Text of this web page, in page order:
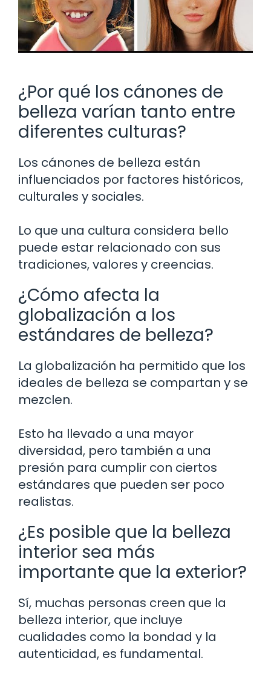
¿Por qué los cánones de
belleza varían tanto entre
diferentes culturas?
Los cánones de belleza están
influenciados por factores históricos,
culturales y sociales.
Lo que una cultura considera bello
puede estar relacionado con sus
tradiciones, valores y creencias.
¿Cómo afecta la
globalización a los
estándares de belleza?
La globalización ha permitido que los
ideales de belleza se compartan y se
mezclen.
Esto ha llevado a una mayor
diversidad, pero también a una
presión para cumplir con ciertos
estándares que pueden ser poco
realistas.
¿Es posible que la belleza
interior sea más
importante que la exterior?
Sí, muchas personas creen que la
belleza interior, que incluye
cualidades como la bondad y la
autenticidad, es fundamental.